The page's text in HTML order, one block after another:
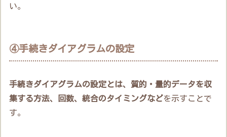
い。
④手続きダイアグラムの設定
手続きダイアグラムの設定とは、質的・量的データを収
集する方法、回数、統合のタイミングなどを示すことで
す。